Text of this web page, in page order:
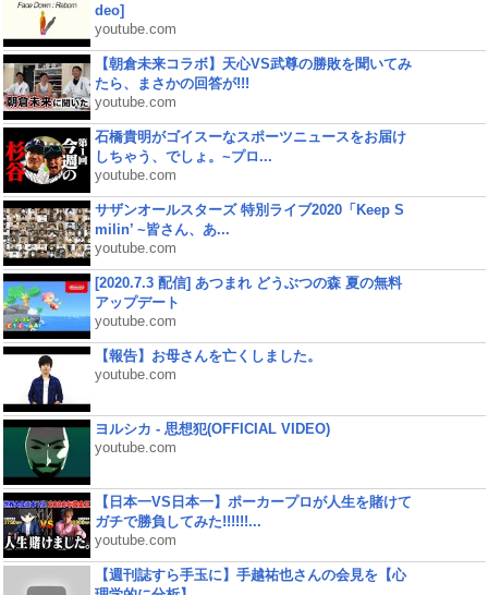
deo]
youtube.com
【朝倉未来コラボ】天心VS武尊の勝敗を聞いてみ
たら、まさかの回答が!!!
youtube.com
石橋貴明がゴイスーなスポーツニュースをお届け
しちゃう、でしょ。~プロ...
youtube.com
サザンオールスターズ 特別ライブ2020「Keep S
milin’ ~皆さん、あ...
youtube.com
[2020.7.3 配信] あつまれ どうぶつの森 夏の無料
アップデート
youtube.com
【報告】お母さんを亡くしました。
youtube.com
ヨルシカ - 思想犯(OFFICIAL VIDEO)
youtube.com
【日本一VS日本一】ポーカープロが人生を賭けて
ガチで勝負してみた!!!!!!...
youtube.com
【週刊誌すら手玉に】手越祐也さんの会見を【心